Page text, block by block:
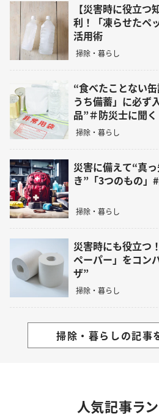
【災害時に役立
利！「凍らせたペ
活用術
掃除・暮らし
“食べたことない
うち備蓄」に必ず
品”＃防災士に聞く
掃除・暮らし
災害に備えて“真
き”「3つのもの」
掃除・暮らし
災害時にも役立つ
ペーパー」をコン
ザ”
掃除・暮らし
掃除・暮らしの記事
人気記事ラ